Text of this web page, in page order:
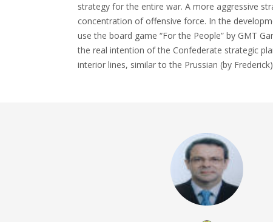
strategy for the entire war. A more aggressive
concentration of offensive force. In the
use the board game “For the People” by GMT
the real intention of the Confederate strategic
interior lines, similar to the Prussian (by